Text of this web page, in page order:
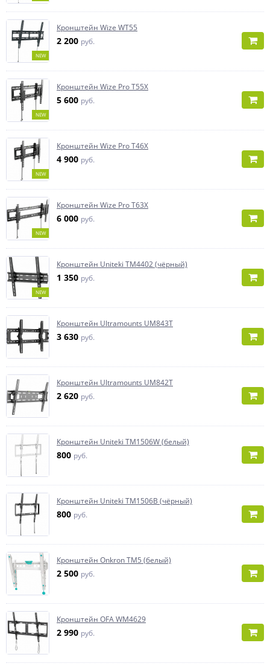
NEW
Кронштейн Wize WT55
2 200 руб.
NEW
Кронштейн Wize Pro T55X
5 600 руб.
NEW
Кронштейн Wize Pro T46X
4 900 руб.
NEW
Кронштейн Wize Pro T63X
6 000 руб.
NEW
Кронштейн Uniteki TM4402 (чёрный)
1 350 руб.
Кронштейн Ultramounts UM843T
3 630 руб.
Кронштейн Ultramounts UM842T
2 620 руб.
Кронштейн Uniteki TM1506W (белый)
800 руб.
Кронштейн Uniteki TM1506B (чёрный)
800 руб.
Кронштейн Onkron TM5 (белый)
2 500 руб.
Кронштейн OFA WM4629
2 990 руб.